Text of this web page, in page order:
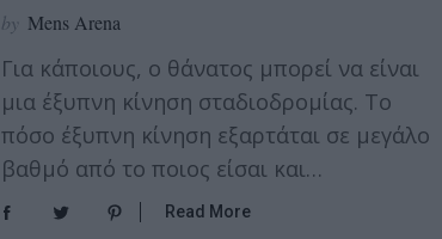
by Mens Arena
Για κάποιους, ο θάνατος μπορεί να είναι
μια έξυπνη κίνηση σταδιοδρομίας. Το
πόσο έξυπνη κίνηση εξαρτάται σε μεγάλο
βαθμό από το ποιος είσαι και…
Read More